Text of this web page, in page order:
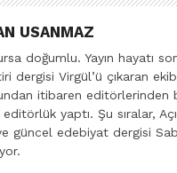
USANMAZ
doğumlu. Yayın hayatı
dergisi Virgül’ü çıkaran
itibaren editörlerinden
yaptı. Şu sıralar,
güncel edebiyat dergisi